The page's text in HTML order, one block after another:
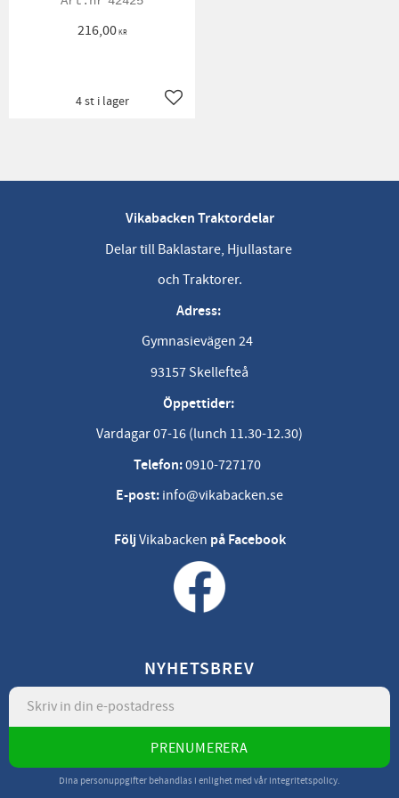
216,00KR
Lägg till i favoriter
4 st i lager
Vikabacken Traktordelar
Delar till Baklastare, Hjullastare
och Traktorer.
Adress:
Gymnasievägen 24
93157 Skellefteå
Öppettider:
Vardagar 07-16 (lunch 11.30-12.30)
Telefon:0910-727170
E-post: info@vikabacken.se
FöljVikabacken på Facebook
NYHETSBREV
PRENUMERERA
Dina personuppgifter behandlas i enlighet med vår integritetspolicy.